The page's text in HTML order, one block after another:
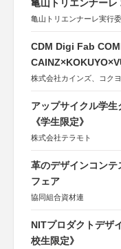
亀山トリエンナーレ
亀山トリエンナーレ実行
CDM Digi Fab
株式会社カインズ、コク
アップサイクル学
《学生限定》
株式会社テラモト
革のデザインコン
フェア
協同組合資材連
NITプロダクトデザ
校生限定》